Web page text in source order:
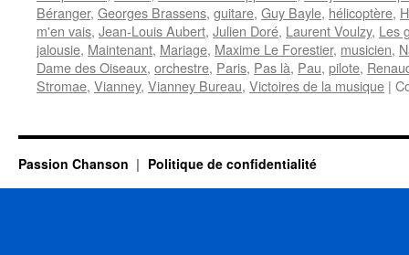
Béranger, Georges Brassens, guitare, Guy Bayle, hélicoptère,
m'en vais, Jean-Louis Aubert, Julien Doré, Laurent Voulzy, Les
jalousie, Maintenant, Mariage, Maxime Le Forestier, musicien,
Dame des Oiseaux, orchestre, Paris, Pas là, Pau, pilote,
Stromae, Vianney, Vianney Bureau, Victoires de la musique |
Passion Chanson Politique de confidentialité